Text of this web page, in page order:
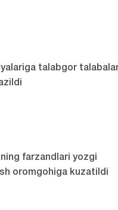
talabgor
farzandlari yozgi
oromgohiga kuzatildi